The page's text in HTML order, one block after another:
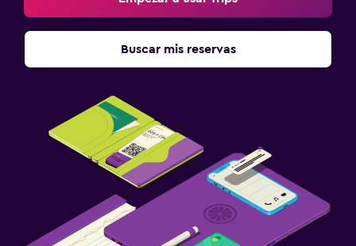
Estacionamiento y transporte
Estacionamiento privado
Zona de trabajo
Buscar mis reservas